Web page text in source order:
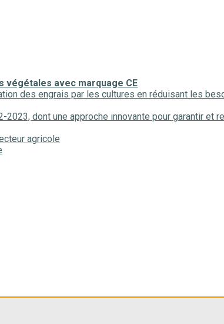
végétales avec marquage CE
des engrais par les cultures en réduisant les
2023, dont une approche innovante pour garantir
agricole